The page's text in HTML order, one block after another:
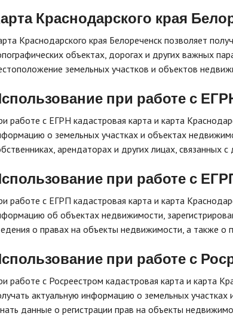
Краснодарского края
Краснодарского края Белореченск позволяет
объектах, дорогах и других важных
земельных участков и объектов
при работе с
работе с ЕГРН кадастровая карта и карта
о земельных участках и объектах
арендаторах и других лицах, связанных
при работе с
работе с ЕГРП кадастровая карта и карта
об объектах недвижимости,
о правах на объекты недвижимости, а также о
при работе с
работе с Росреестром кадастровая карта и карта
актуальную информацию о земельных
данные о регистрации прав на объекты